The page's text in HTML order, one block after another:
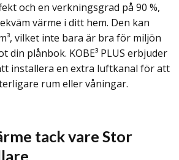
och en verkningsgrad på 90 %,
värme i ditt hem. Den kan
vilket inte bara är bra för miljön
din plånbok. KOBE³ PLUS erbjuder
installera en extra luftkanal för att
rum eller våningar.
tack vare Stor